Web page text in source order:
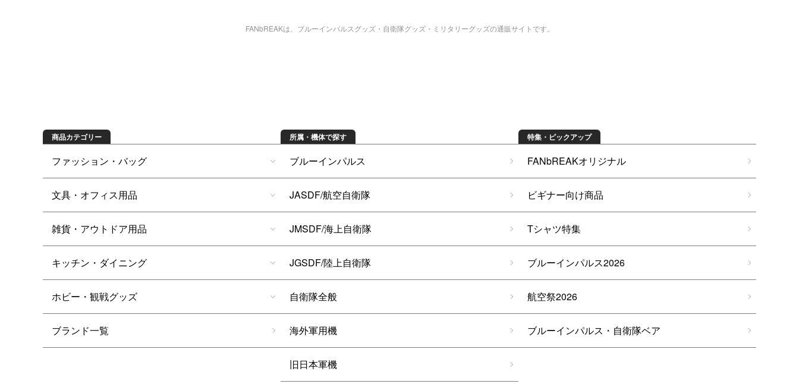
FANbREAKは、ブルーインパルスグッズ・自衛隊グッズ・ミリタリーグッズの通販サイトです。
商品を探す
商品カテゴリー
ファッション・バッグ
文具・オフィス用品
雑貨・アウトドア用品
キッチン・ダイニング
ホビー・観戦グッズ
ブランド一覧
所属・機体で探す
ブルーインパルス
JASDF/航空自衛隊
JMSDF/海上自衛隊
JGSDF/陸上自衛隊
自衛隊全般
海外軍用機
旧日本軍機
特集・ピックアップ
FANbREAKオリジナル
ビギナー向け商品
Tシャツ特集
ブルーインパルス2026
航空祭2026
ブルーインパルス・自衛隊ベア